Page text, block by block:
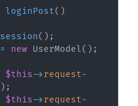
loginPost( )
session( ) ;
= new UserModel( ) ;
$this->request-
) ;
$this->request-